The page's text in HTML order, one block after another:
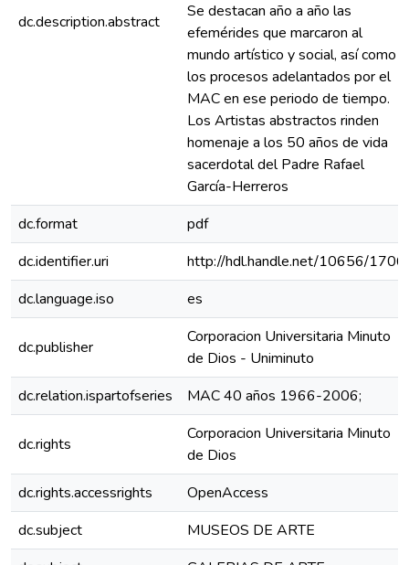
dc.description.abstract
Se destacan año a año las
efemérides que marcaron al
mundo artístico y social, así como
los procesos adelantados por el
MAC en ese periodo de tiempo.
Los Artistas abstractos rinden
homenaje a los 50 años de vida
sacerdotal del Padre Rafael
García-Herreros
dc.format
pdf
dc.identifier.uri
http://hdl.handle.net/10656/1706
dc.language.iso
es
dc.publisher
Corporacion Universitaria Minuto
de Dios - Uniminuto
dc.relation.ispartofseries
MAC 40 años 1966-2006;
dc.rights
Corporacion Universitaria Minuto
de Dios
dc.rights.accessrights
OpenAccess
dc.subject
MUSEOS DE ARTE